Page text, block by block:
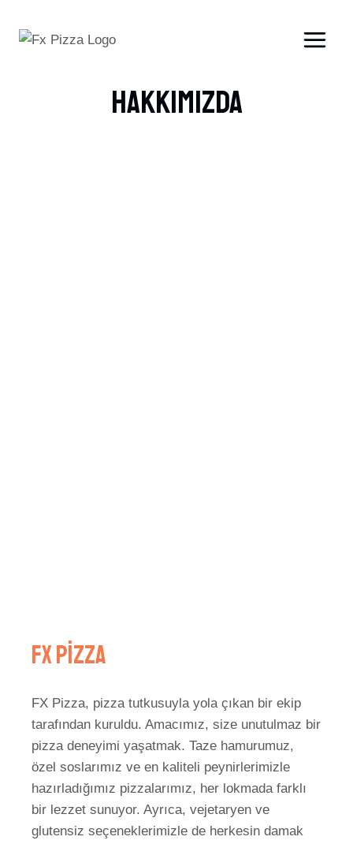
Hakkımızda
Fx Pizza
FX Pizza, pizza tutkusuyla yola çıkan bir ekip
tarafından kuruldu. Amacımız, size unutulmaz bir
pizza deneyimi yaşatmak. Taze hamurumuz,
özel soslarımız ve en kaliteli peynirlerimizle
hazırladığımız pizzalarımız, her lokmada farklı
bir lezzet sunuyor. Ayrıca, vejetaryen ve
glutensiz seçeneklerimizle de herkesin damak